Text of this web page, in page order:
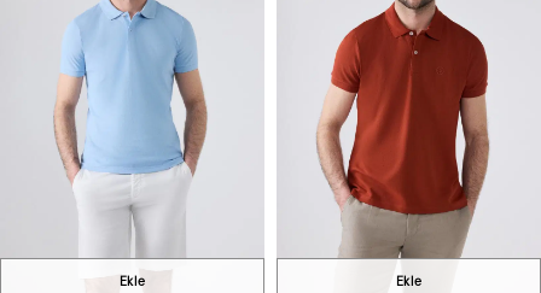
Ekle Ekle